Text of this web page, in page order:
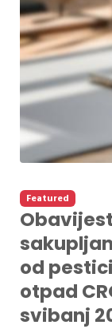
Featured
od
otpad
svibanj